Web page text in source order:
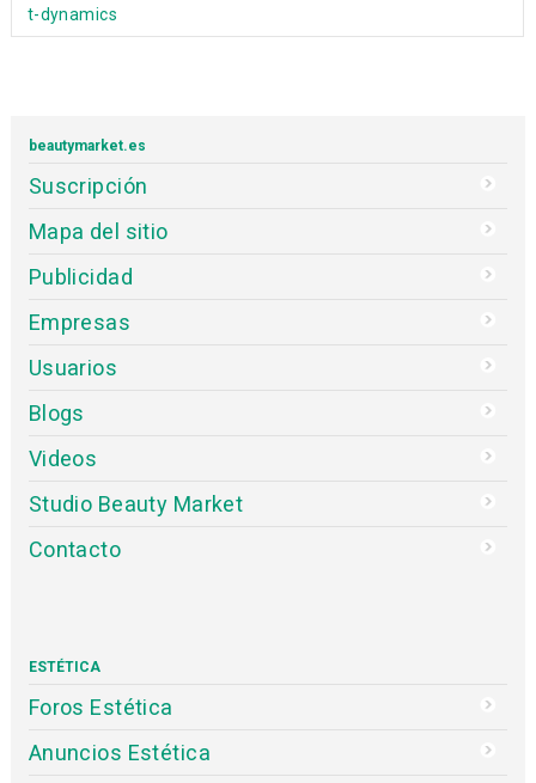
t-dynamics
beautymarket.es
Suscripción
Mapa del sitio
Publicidad
Empresas
Usuarios
Blogs
Videos
Studio Beauty Market
Contacto
ESTÉTICA
Foros Estética
Anuncios Estética